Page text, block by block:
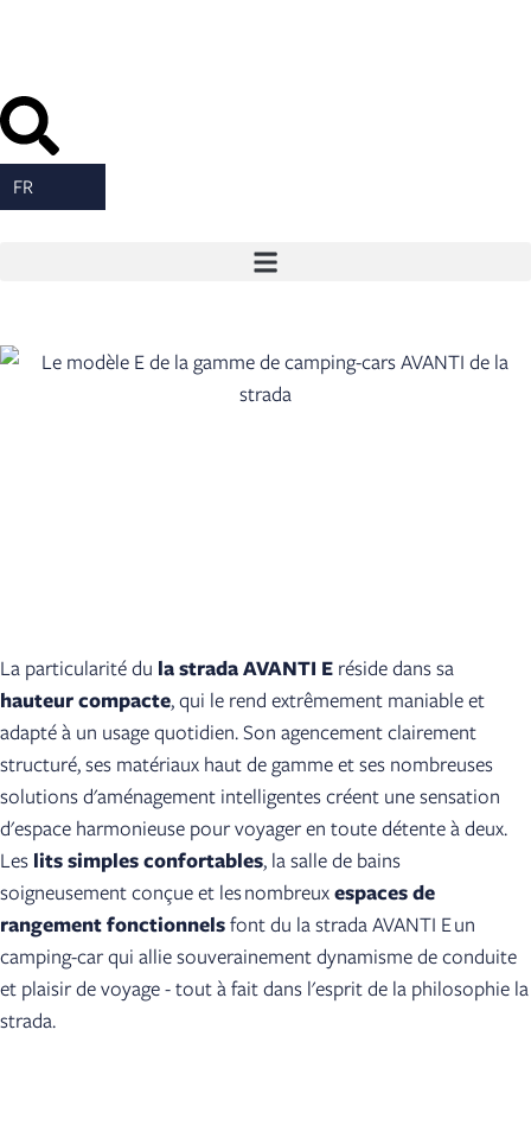
FR
La particularité du la strada AVANTI E réside dans sa
hauteur compacte, qui le rend extrêmement maniable et
adapté à un usage quotidien. Son agencement clairement
structuré, ses matériaux haut de gamme et ses nombreuses
solutions d'aménagement intelligentes créent une sensation
d'espace harmonieuse pour voyager en toute détente à deux.
Les lits simples confortables, la salle de bains
soigneusement conçue et les nombreuxespaces de
rangement fonctionnelsfont du la strada AVANTI E un
camping-car qui allie souverainement dynamisme de conduite
et plaisir de voyage - tout à fait dans l'esprit de la philosophie la
strada.